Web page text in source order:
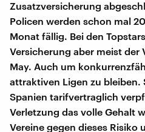
Zusatzversicherung
Policen werden schon mal
Monat fällig. Bei den
Versicherung aber meist der
May. Auch um
attraktiven Ligen zu bleiben.
Spanien tarifvertraglich
Verletzung das volle Gehalt
Vereine gegen dieses Risiko